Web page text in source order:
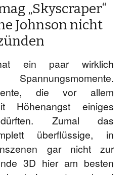
„Skyscraper“
Johnson nicht
hat ein paar wirklich
die vor allem
Höhenangst einiges
Zumal das
überflüssige, in
gar nicht zur
3D hier am besten